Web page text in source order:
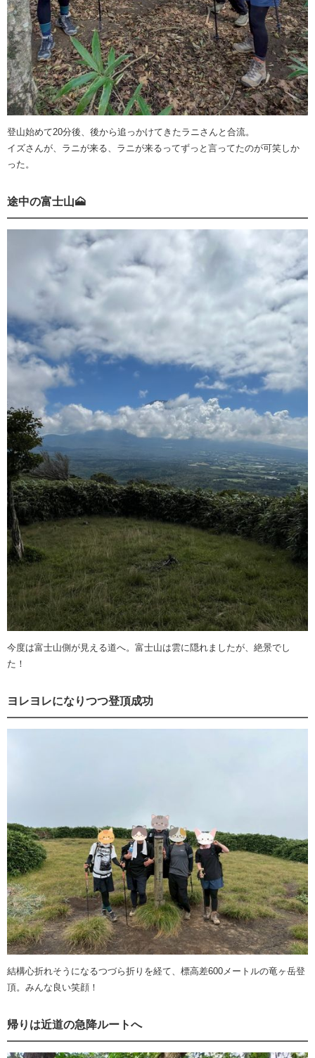
登山始めて20分後、後から追っかけてきたラニさんと合流。
イズさんが、ラニが来る、ラニが来るってずっと言ってたのが可笑しか
った。
途中の富士山🗻
今度は富士山側が見える道へ。富士山は雲に隠れましたが、絶景でし
た！
ヨレヨレになりつつ登頂成功
結構心折れそうになるつづら折りを経て、標高差600メートルの竜ヶ岳登
頂。みんな良い笑顔！
帰りは近道の急降ルートへ